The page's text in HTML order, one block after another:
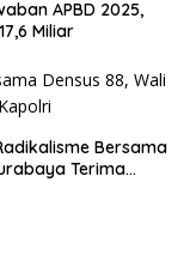
APBD 2025,
Miliar
Bersama
Terima